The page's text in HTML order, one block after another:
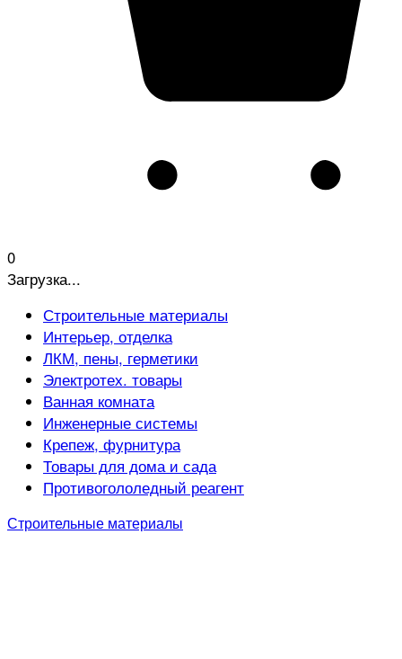
0
Загрузка...
Строительные материалы
Интерьер, отделка
ЛКМ, пены, герметики
Электротех. товары
Ванная комната
Инженерные системы
Крепеж, фурнитура
Товары для дома и сада
Противогололедный реагент
Строительные материалы